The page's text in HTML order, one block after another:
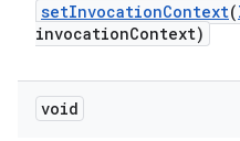
setInvocationContext(
invocationContext)
void